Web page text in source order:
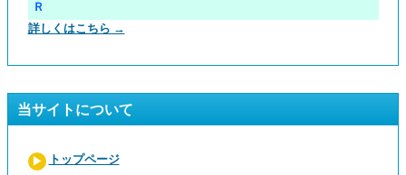
Ｒ
詳しくはこちら →
当サイトについて
トップページ